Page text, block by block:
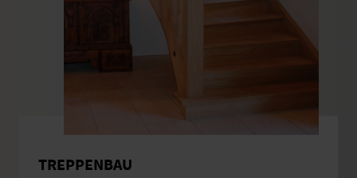
TREPPENBAU